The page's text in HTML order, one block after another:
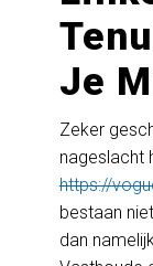
Je
Zeker
nageslacht
https://
bestaan
dan